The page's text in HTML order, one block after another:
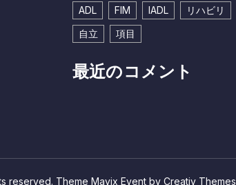
ADL FIM IADL
リハビリ
自立
項目
最近のコメント
reserved. Theme Mavix Event by Creativ Themes